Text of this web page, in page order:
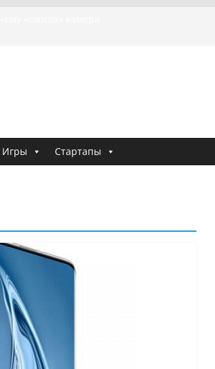
Игры Стартапы